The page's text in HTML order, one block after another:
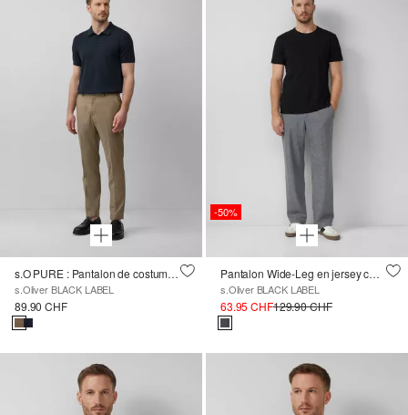
s.O PURE : Pantalon de costume fin en tissu extensible
s.Oliver BLACK LABEL
89.90 CHF
-50%
Pantalon Wide-Leg en jersey chiné avec laine
s.Oliver BLACK LABEL
63.95 CHF129.90 CHF